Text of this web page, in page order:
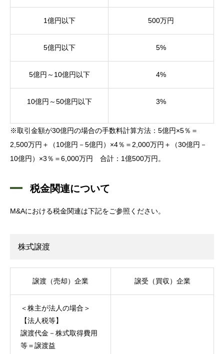
1億円以下 500万円
5億円以下 5%
5億円～10億円以下 4%
10億円～50億円以下 3%
※取引金額が30億円の場合の手数料計算方法：5億円×5％＝
2,500万円＋（10億円－5億円）×4％＝2,000万円＋（30億円－
10億円）×3％＝6,000万円 合計：1億500万円。
税金関連について
M&Aにおける税金関連は下記をご参照ください。
株式譲渡
譲渡（売却）企業 譲受（買収）企業
＜株主が法人の場合＞
【法人税等】
譲渡代金－株式取得費用
等＝譲渡益